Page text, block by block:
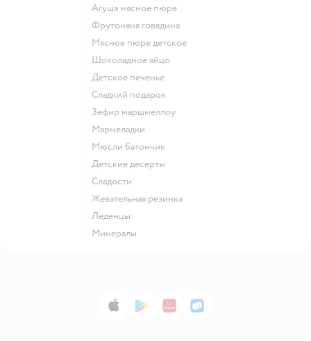
агуша мясное пюре
фрутоняня говядина
мясное пюре детское
шоколадное яйцо
детское печенье
сладкий подарок
зефир маршмеллоу
мармеладки
мюсли батончик
детские десерты
сладости
жевательная резинка
леденцы
Минералы
App StoreGoogle Play
AppGallery
RuStore